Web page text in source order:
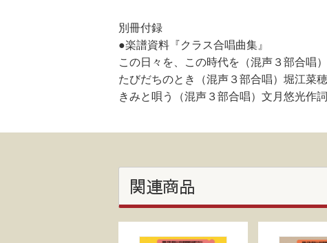
別冊付録
●楽譜資料『クラス合唱曲集』
この日々を、この時代を（混声３部合唱
たびだちのとき（混声３部合唱）堀江菜
きみと唄う（混声３部合唱）文月悠光作
関連商品